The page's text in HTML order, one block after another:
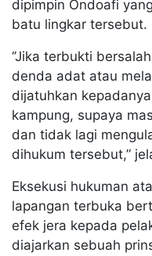
dipimpin Ondoafi
batu lingkar tersebut.
‘’Jika terbukti
denda adat atau
dijatuhkan
kampung, supaya
dan tidak lagi
dihukum tersebut,”
Eksekusi hukuman
lapangan terbuka
efek jera kepada
diajarkan sebuah